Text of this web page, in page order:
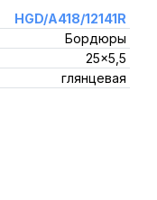
HGD/A418/12141R
Бордюры
25x5,5
глянцевая